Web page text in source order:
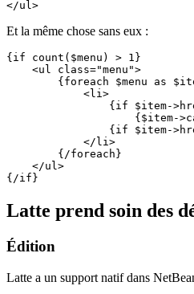
Et la même chose sans eux :
{if count($menu) > 1}
    <ul class="menu">
{foreach $menu as
            <li>
{if $item-
{$item-
{if $item-
            </li>
        {/foreach}
    </ul>
Latte prend soin des
Édition
Latte a un support natif dans